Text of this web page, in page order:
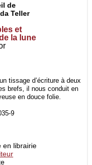
de
Teller
et
la lune
tissage d’écriture à deux
brefs, il nous conduit en
en douce folie.
9
en librairie